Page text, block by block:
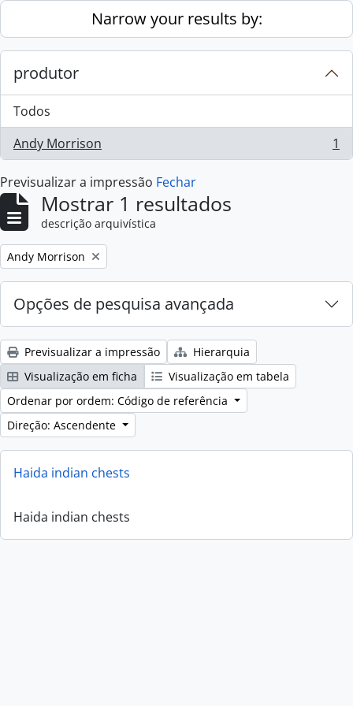
Skip to main contentNarrow your results by:
produtor
Todos
Andy Morrison
, 1 resultados 1
Previsualizar a impressão Fechar
Mostrar 1 resultados
descrição arquivística
Remove filter:
Andy Morrison
Opções de pesquisa avançada
Previsualizar a impressão
Hierarquia
Visualização em ficha
Visualização em tabela
Ordenar por ordem: Código de referência
Direção: Ascendente
Haida indian chests
Haida indian chests